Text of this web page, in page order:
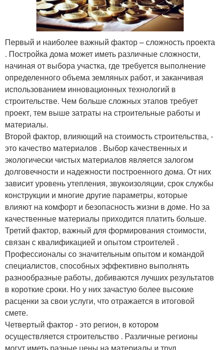
Первый и наиболее важный фактор – сложность проекта
. Постройка дома может иметь различные сложности,
начиная от выбора участка, где требуется выполнение
определенного объема земляных работ, и заканчивая
использованием инновационных технологий в
строительстве. Чем больше сложных этапов требует
проект, тем выше затраты на строительные работы и
материалы.
Второй фактор, влияющий на стоимость строительства, -
это качество материалов . Выбор качественных и
экологически чистых материалов является залогом
долговечности и надежности построенного дома. От них
зависит уровень утепления, звукоизоляции, срок службы
конструкции и многие другие параметры, которые
влияют на комфорт и безопасность жизни в доме. Но за
качественные материалы приходится платить больше.
Третий фактор, важный для формирования стоимости,
связан с квалификацией и опытом строителей .
Профессионалы со значительным опытом и командой
специалистов, способных эффективно выполнять
разнообразные работы, добиваются лучших результатов
в короткие сроки. Но у них зачастую более высокие
расценки за свои услуги, что отражается в итоговой
смете.
Четвертый фактор - это регион, в котором
осуществляется строительство . Различные регионы